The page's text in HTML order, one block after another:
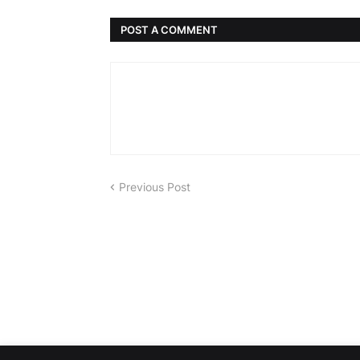
POST A COMMENT
Previous Post